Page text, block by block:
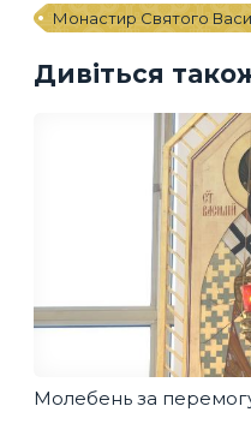
Монастир Святого
Дивіться
Молебень за